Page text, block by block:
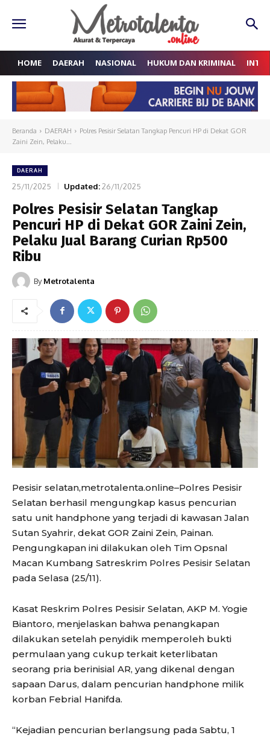
HOME DAERAH NASIONAL HUKUM DAN KRIMINAL
Beranda DAERAH
Polres Pesisir Selatan Tangkap Pencuri HP di Dekat GOR
Zaini Zein, Pelaku...
DAERAH
25/11/2025 Updated:26/11/2025
Polres Pesisir Selatan Tangkap
Pencuri HP di Dekat GOR Zaini Zein,
Pelaku Jual Barang Curian Rp500
Ribu
By Metrotalenta
Pesisir selatan,metrotalenta.online–Polres Pesisir
Selatan berhasil mengungkap kasus pencurian
satu unit handphone yang terjadi di kawasan Jalan
Sutan Syahrir, dekat GOR Zaini Zein, Painan.
Pengungkapan ini dilakukan oleh Tim Opsnal
Macan Kumbang Satreskrim Polres Pesisir Selatan
pada Selasa (25/11).
Kasat Reskrim Polres Pesisir Selatan, AKP M. Yogie
Biantoro, menjelaskan bahwa penangkapan
dilakukan setelah penyidik memperoleh bukti
permulaan yang cukup terkait keterlibatan
seorang pria berinisial AR, yang dikenal dengan
sapaan Darus, dalam pencurian handphone milik
korban Febrial Hanifda.
“Kejadian pencurian berlangsung pada Sabtu, 1